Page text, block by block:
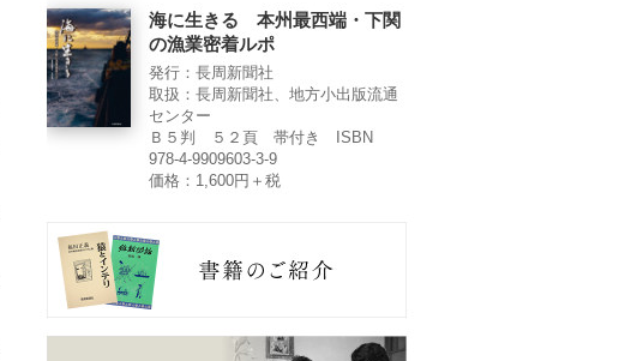
海に生きる 本州最西端・下関
の漁業密着ルポ
発行：長周新聞社
取扱：長周新聞社、地方小出版流通
センター
Ｂ５判 ５２頁 帯付き ISBN
978-4-9909603-3-9
価格：1,600円＋税